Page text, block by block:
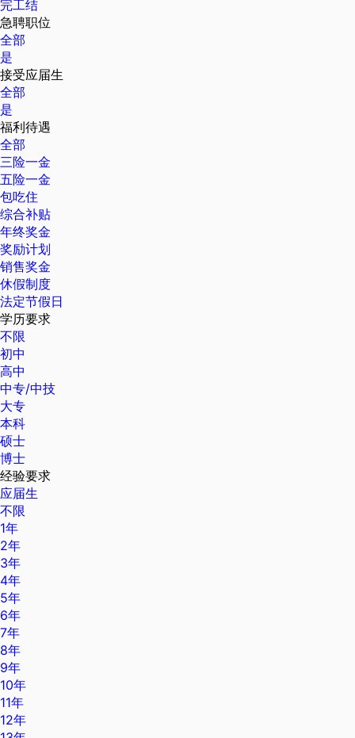
完工结
急聘职位
全部
是
接受应届生
全部
是
福利待遇
全部
三险一金
五险一金
包吃住
综合补贴
年终奖金
奖励计划
销售奖金
休假制度
法定节假日
学历要求
不限
初中
高中
中专/中技
大专
本科
硕士
博士
经验要求
应届生
不限
1年
2年
3年
4年
5年
6年
7年
8年
9年
10年
11年
12年